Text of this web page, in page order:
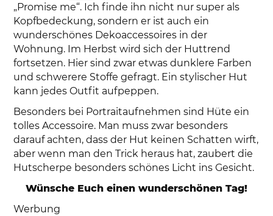
„Promise me“. Ich finde ihn nicht nur super als
Kopfbedeckung, sondern er ist auch ein
wunderschönes Dekoaccessoires in der
Wohnung. Im Herbst wird sich der Huttrend
fortsetzen. Hier sind zwar etwas dunklere Farben
und schwerere Stoffe gefragt. Ein stylischer Hut
kann jedes Outfit aufpeppen.
Besonders bei Portraitaufnehmen sind Hüte ein
tolles Accessoire. Man muss zwar besonders
darauf achten, dass der Hut keinen Schatten wirft,
aber wenn man den Trick heraus hat, zaubert die
Hutscherpe besonders schönes Licht ins Gesicht.
Wünsche Euch einen wunderschönen Tag!
Werbung